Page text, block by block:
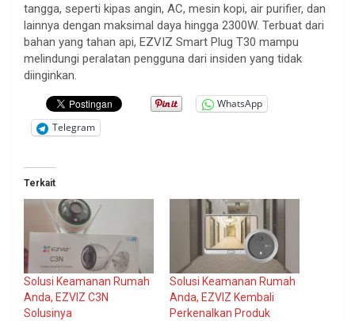
tangga, seperti kipas angin, AC, mesin kopi, air purifier, dan
lainnya dengan maksimal daya hingga 2300W. Terbuat dari
bahan yang tahan api, EZVIZ Smart Plug T30 mampu
melindungi peralatan pengguna dari insiden yang tidak
diinginkan.
WhatsApp
Telegram
Terkait
Solusi Keamanan Rumah
Anda, EZVIZ C3N
Solusinya
Solusi Keamanan Rumah
Anda, EZVIZ Kembali
Perkenalkan Produk